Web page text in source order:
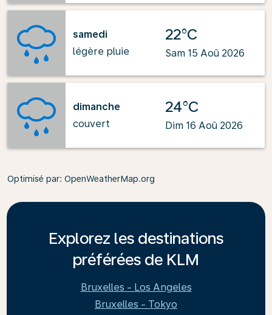
samedi
légère pluie
22°C
Sam 15 Aoû 2026
dimanche
couvert
24°C
Dim 16 Aoû 2026
Optimisé par: OpenWeatherMap.org
Explorez les destinations
préférées de KLM
Bruxelles - Los Angeles
Bruxelles - Tokyo